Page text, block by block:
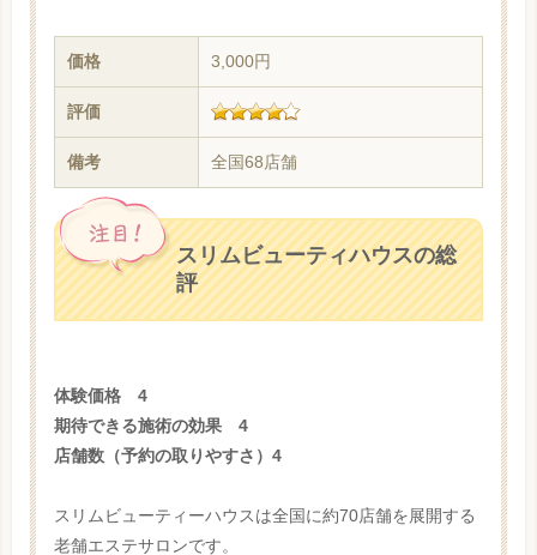
価格 3,000円
評価
備考 全国68店舗
スリムビューティハウスの総
評
体験価格 4
期待できる施術の効果 4
店舗数（予約の取りやすさ）4
スリムビューティーハウスは全国に約70店舗を展開する
老舗エステサロンです。